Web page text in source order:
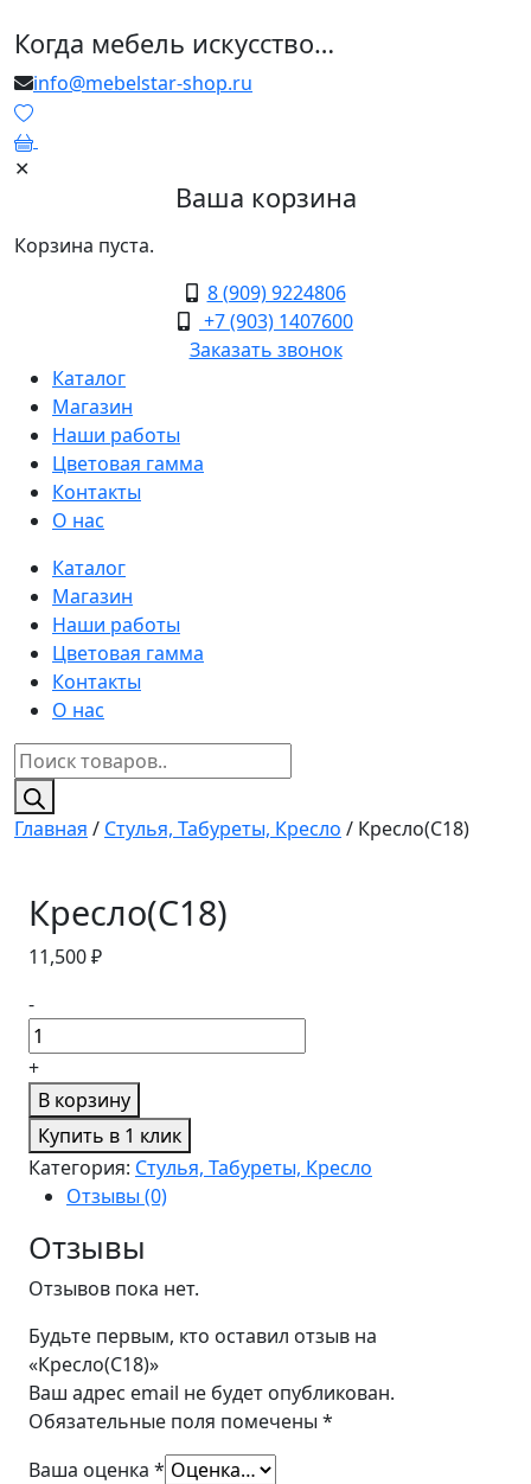
Когда мебель искусство…
info@mebelstar-shop.ru
✕
Ваша корзина
Корзина пуста.
8 (909) 9224806
+7 (903) 1407600
Заказать звонок
Каталог
Магазин
Наши работы
Цветовая гамма
Контакты
О нас
Каталог
Магазин
Наши работы
Цветовая гамма
Контакты
О нас
Поиск
товаров
Главная / Стулья, Табуреты, Кресло / Кресло(C18)
Кресло(C18)
11,500₽
-
+
В корзину
Купить в 1 клик
Категория: Стулья, Табуреты, Кресло
Отзывы (0)
Отзывы
Отзывов пока нет.
Будьте первым, кто оставил отзыв на
«Кресло(C18)»
Ваш адрес email не будет опубликован.
Обязательные поля помечены *
Ваша оценка *